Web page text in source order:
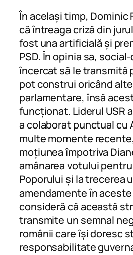
În același timp, Dominic
că întreaga criză din
fost una artificială și
PSD. În opinia sa,
încercat să le transmită
pot construi oricând
parlamentare, însă
funcționat. Liderul USR
a colaborat punctual cu
multe momente
moțiunea împotriva
amânarea votului
Poporului și la trecerea
amendamente în aceste
consideră că această
transmite un semnal
românii care își doresc
responsabilitate